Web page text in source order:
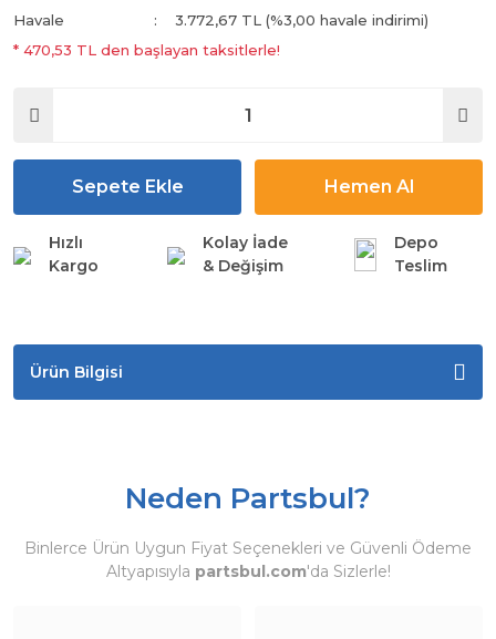
Havale
3.772,67 TL (%3,00 havale indirimi)
* 470,53 TL den başlayan taksitlerle!
Sepete Ekle Hemen Al
Hızlı
Kargo
Kolay İade
& Değişim
Depo
Teslim
Ürün Bilgisi
Neden Partsbul?
Binlerce Ürün Uygun Fiyat Seçenekleri ve Güvenli Ödeme
Altyapısıyla partsbul.com'da Sizlerle!